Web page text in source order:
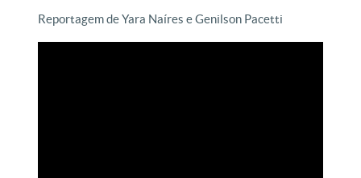
Reportagem de Yara Naíres e Genilson Pacetti